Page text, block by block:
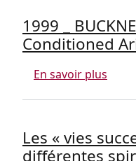
1999 _
Conditioned
En savoir plus
Les « vies
différentes